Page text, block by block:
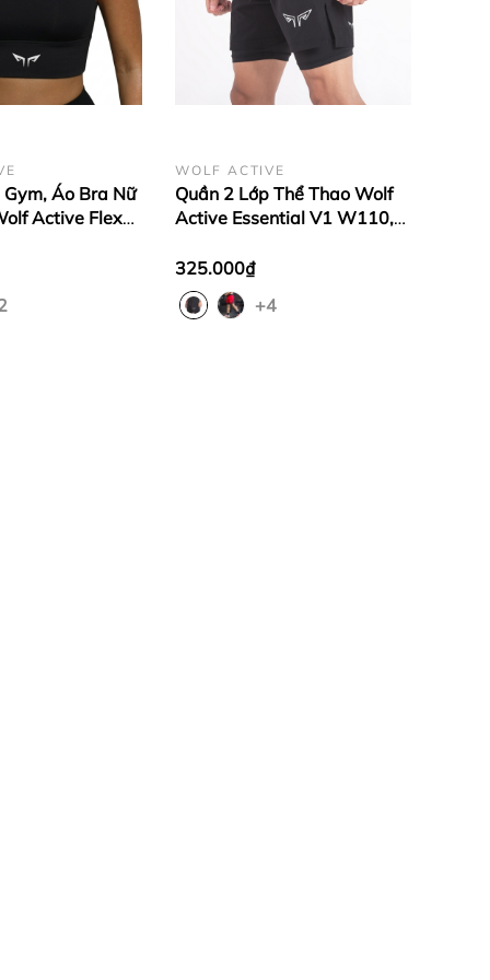
Áo Bra Nữ
Active Flex
WOLF ACTIVE
Quần 2 Lớp Thể Thao Wolf
Active Essential V1 W110,
Gym Chất Vải Cao Cấp
325.000₫
+4